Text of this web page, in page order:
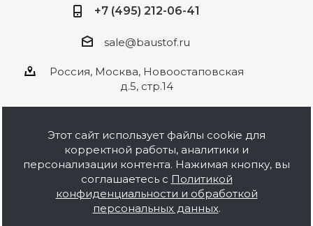
+7 (495) 212-06-41
sale@baustof.ru
Россия, Москва, Новоостаповская
д.5, стр.14
2026 © ООО Баустов. Собственное
производство лакокрасочной продукции,
оптовая и розничная продажа строительных
материалов, комплектация объектов под ключ.
Информация на сайте носит ознакомительный
Этот сайт использует файлы cookie для
корректной работы, аналитики и
персонализации контента. Нажимая кнопку, вы
соглашаетесь с Политикой
конфиденциальности и обработкой
персональных данных.